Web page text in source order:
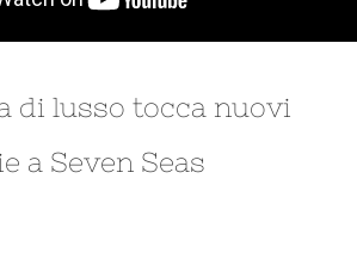
di lusso tocca nuovi
a Seven Seas